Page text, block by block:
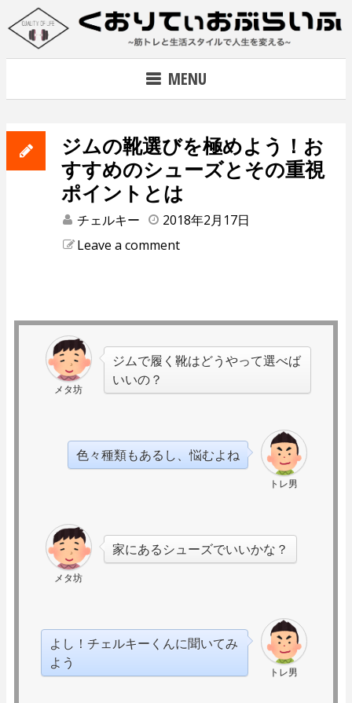
Skip
MENU
ジムの靴選びを極めよう！お
すすめのシューズとその重視
ポイントとは
チェルキー
2018年2月17日
Leave a comment
メタ坊
ジムで履く靴はどうやって選べば
いいの？
トレ男
色々種類もあるし、悩むよね
メタ坊
家にあるシューズでいいかな？
トレ男
よし！チェルキーくんに聞いてみ
よう